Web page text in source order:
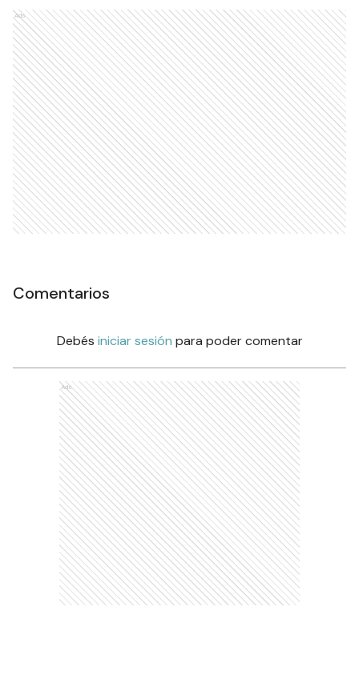
Ads
Comentarios
Debés iniciar sesión para poder comentar
Ads